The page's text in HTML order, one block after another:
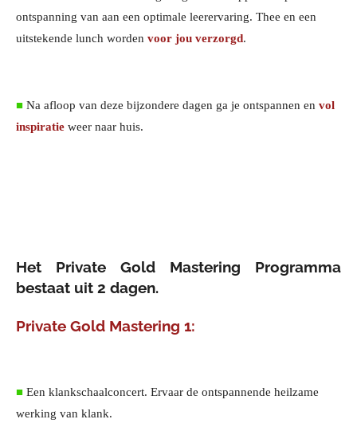
ontspanning van aan een optimale leerervaring. Thee en een
uitstekende lunch worden voor jou verzorgd.
■ Na afloop van deze bijzondere dagen ga je ontspannen en vol
inspiratie weer naar huis.
Het Private Gold Mastering Programma
bestaat uit 2 dagen.
Private Gold Mastering 1:
■ Een klankschaalconcert. Ervaar de ontspannende heilzame
werking van klank.